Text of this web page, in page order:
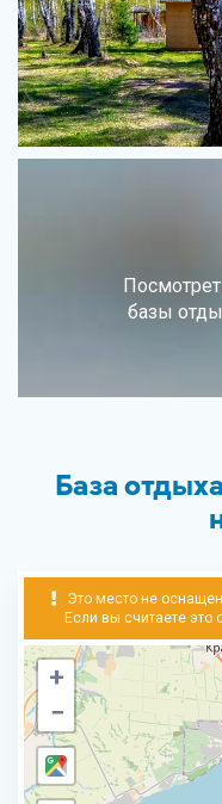
базы
База
Это место не
Если вы считаете это
+
−